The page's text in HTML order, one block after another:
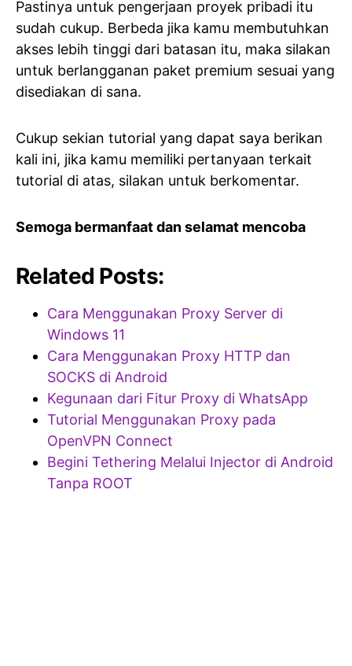
Pastinya untuk pengerjaan proyek pribadi itu
sudah cukup. Berbeda jika kamu membutuhkan
akses lebih tinggi dari batasan itu, maka silakan
untuk berlangganan paket premium sesuai yang
disediakan di sana.
Cukup sekian tutorial yang dapat saya berikan
kali ini, jika kamu memiliki pertanyaan terkait
tutorial di atas, silakan untuk berkomentar.
Semoga bermanfaat dan selamat mencoba
Related Posts:
Cara Menggunakan Proxy Server di
Windows 11
Cara Menggunakan Proxy HTTP dan
SOCKS di Android
Kegunaan dari Fitur Proxy di WhatsApp
Tutorial Menggunakan Proxy pada
OpenVPN Connect
Begini Tethering Melalui Injector di Android
Tanpa ROOT